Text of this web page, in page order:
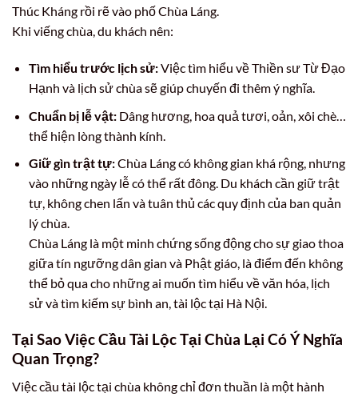
Thúc Kháng rồi rẽ vào phố Chùa Láng.
Khi viếng chùa, du khách nên:
Tìm hiểu trước lịch sử:Việc tìm hiểu về Thiền sư Từ Đạo
Hạnh và lịch sử chùa sẽ giúp chuyến đi thêm ý nghĩa.
Chuẩn bị lễ vật:Dâng hương, hoa quả tươi, oản, xôi chè…
thể hiện lòng thành kính.
Giữ gìn trật tự:Chùa Láng có không gian khá rộng, nhưng
vào những ngày lễ có thể rất đông. Du khách cần giữ trật
tự, không chen lấn và tuân thủ các quy định của ban quản
lý chùa.
Chùa Láng là một minh chứng sống động cho sự giao thoa
giữa tín ngưỡng dân gian và Phật giáo, là điểm đến không
thể bỏ qua cho những ai muốn tìm hiểu về văn hóa, lịch
sử và tìm kiếm sự bình an, tài lộc tại Hà Nội.
Tại Sao Việc Cầu Tài Lộc Tại Chùa Lại Có Ý Nghĩa
Quan Trọng?
Việc cầu tài lộc tại chùa không chỉ đơn thuần là một hành